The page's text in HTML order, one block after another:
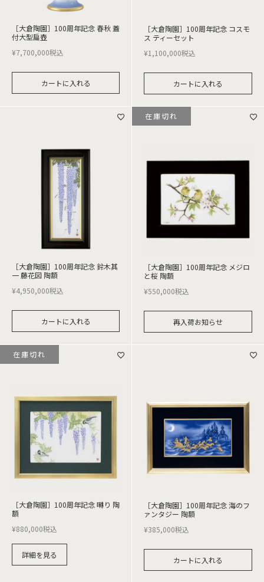
［大倉陶園］100周年記念 春秋 蓋
付大型扁壺
¥7,700,000税込
カートに入れる
［大倉陶園］100周年記念 コスモ
ス ティーセット
¥1,100,000税込
カートに入れる
［大倉陶園］100周年記念 鈴木其
一 藤花図 陶額
¥4,950,000税込
カートに入れる
［大倉陶園］100周年記念 メジロ
と桜 陶額
¥550,000税込
再入荷お知らせ
在庫切れ
［大倉陶園］100周年記念 囀り 陶
額
¥880,000税込
詳細を見る
在庫切れ
［大倉陶園］100周年記念 海のフ
ァンタジー 陶額
¥385,000税込
カートに入れる